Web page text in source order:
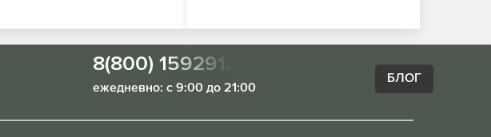
8(800) 1592913
ежедневно: с 9:00 до 21:00
БЛОГ